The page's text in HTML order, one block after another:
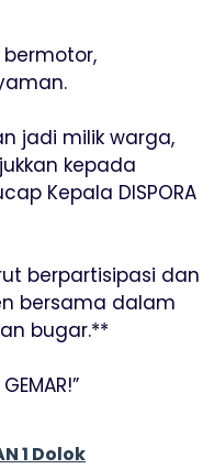
jadi milik warga,
kepada
Kepala DISPORA
berpartisipasi dan
bersama dalam
bugar.**
1 Dolok